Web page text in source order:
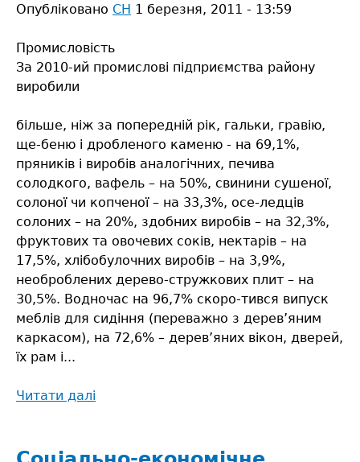
Опубліковано СН 1 березня, 2011 - 13:59
Промисловість
За 2010-ий промислові підприємства району
виробили
більше, ніж за попередній рік, гальки, гравію,
ще-беню і дробленого каменю - на 69,1%,
пряників і виробів аналогічних, печива
солодкого, вафель – на 50%, свинини сушеної,
солоної чи копченої – на 33,3%, осе-ледців
солоних – на 20%, здобних виробів – на 32,3%,
фруктових та овочевих соків, нектарів – на
17,5%, хлібобулочних виробів – на 3,9%,
необроблених дерево-стружкових плит – на
30,5%. Водночас на 96,7% скоро-тився випуск
меблів для сидіння (переважно з дерев’яним
каркасом), на 72,6% – дерев’яних вікон, дверей,
їх рам і...
Читати далі
становище